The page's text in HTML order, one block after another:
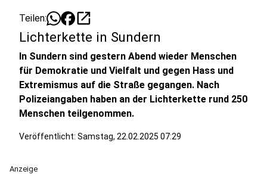
Teilen: open_in_new
Lichterkette in Sundern
In Sundern sind gestern Abend wieder Menschen
für Demokratie und Vielfalt und gegen Hass und
Extremismus auf die Straße gegangen. Nach
Polizeiangaben haben an der Lichterkette rund 250
Menschen teilgenommen.
Veröffentlicht: Samstag, 22.02.2025 07:29
Anzeige